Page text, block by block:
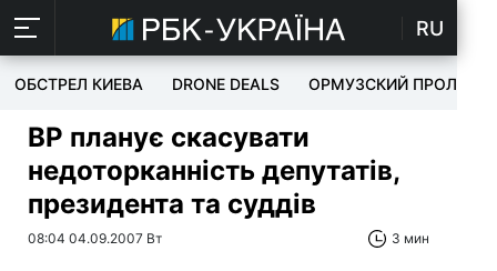
RU
ОБСТРЕЛ КИЕВА DRONE DEALS ОРМУЗСКИЙ ПРОЛИВ
ВР планує скасувати
недоторканність депутатів,
президента та суддів
08:04 04.09.2007 Вт 3 мин